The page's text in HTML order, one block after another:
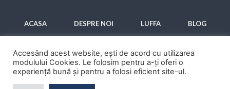
ACASA DESPRE NOI LUFFA BLOG
Copyright © 2026 MINIFARI. Toate drepturile rezervate.
Accesând acest website, ești de acord cu utilizarea
modulului Cookies. Le folosim pentru a-ți oferi o
experiență bună și pentru a folosi eficient site-ul.